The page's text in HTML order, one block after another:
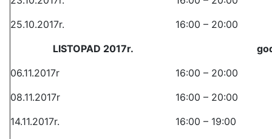
25.10.2017r.
16:00 – 20:00
LISTOPAD 2017r.
06.11.2017r
16:00 – 20:00
08.11.2017r
16:00 – 20:00
14.11.2017r.
16:00 – 19:00